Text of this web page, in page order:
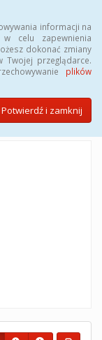
informacji na
celu zapewnienia
dokonać zmiany
Twojej przeglądarce.
plików
Potwierdź i zamknij